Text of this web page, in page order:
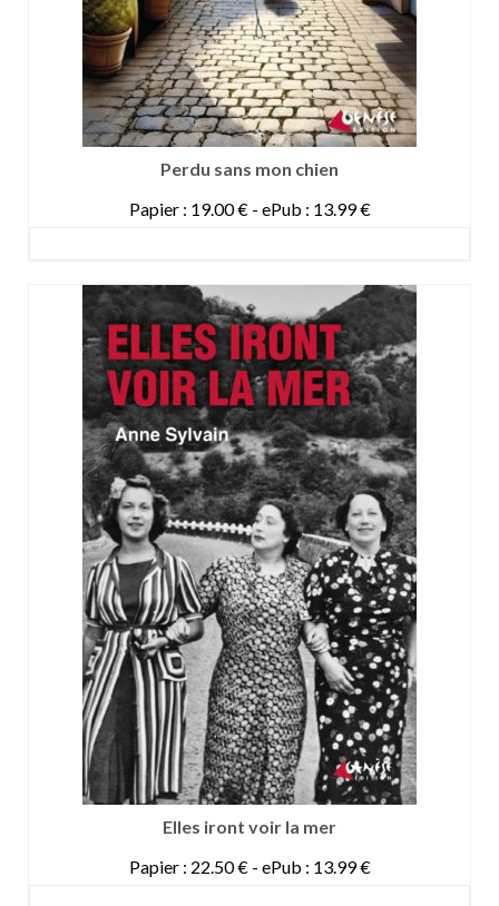
Perdu sans mon chien
Papier : 19.00 € - ePub : 13.99 €
Elles iront voir la mer
Papier : 22.50 € - ePub : 13.99 €